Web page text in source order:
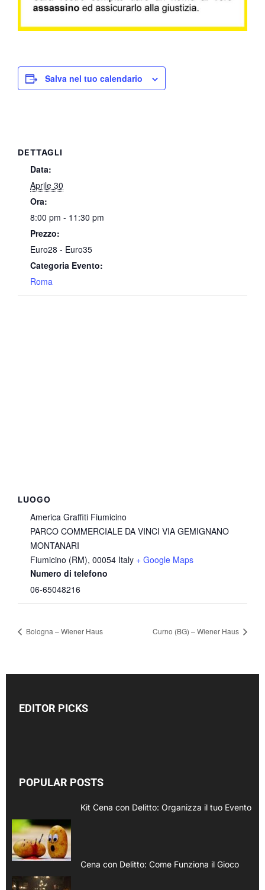
Salva nel tuo calendario
DETTAGLI
Data:
Aprile 30
Ora:
8:00 pm - 11:30 pm
Prezzo:
Euro28 - Euro35
Categoria Evento:
Roma
LUOGO
America Graffiti Fiumicino
PARCO COMMERCIALE DA VINCI VIA GEMIGNANO
MONTANARI
Fiumicino (RM), 00054 Italy + Google Maps
Numero di telefono
06-65048216
Bologna – Wiener Haus Curno (BG) – Wiener Haus
EDITOR PICKS
POPULAR POSTS
Kit Cena con Delitto: Organizza il tuo Evento
Cena con Delitto: Come Funziona il Gioco